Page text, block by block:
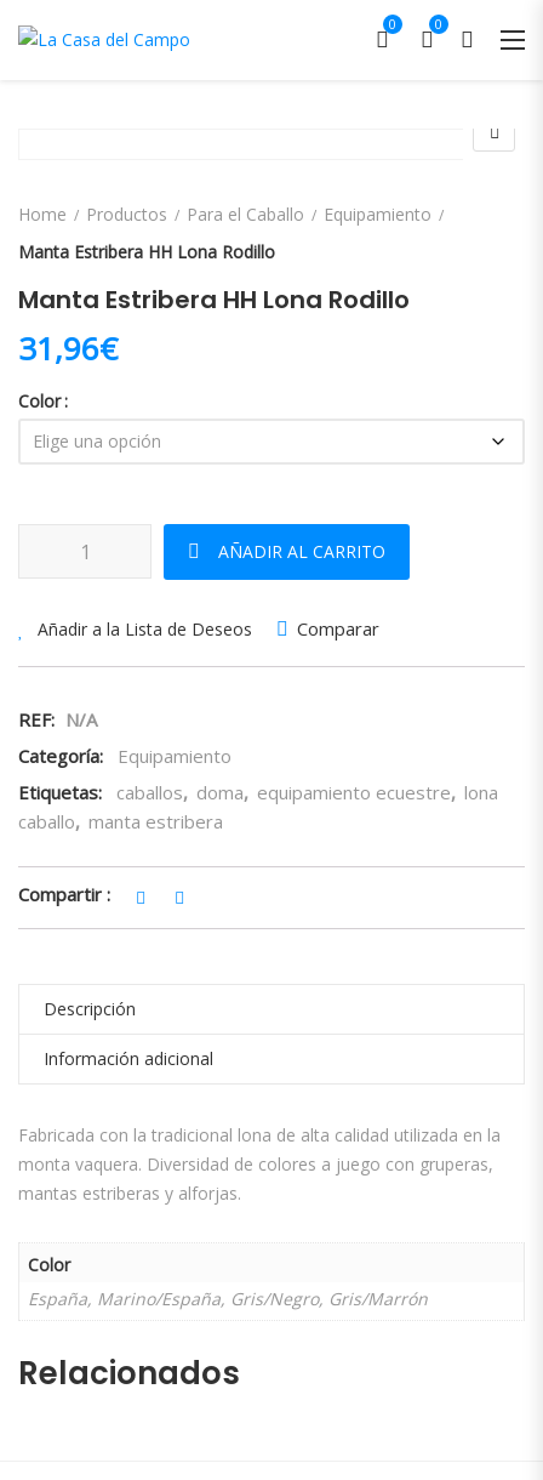
0 0
Home Productos Para el Caballo
Equipamiento
Manta Estribera HH Lona Rodillo
Manta Estribera HH Lona Rodillo
31,96€
Color
Manta Estribera HH Lona Rodillo cantidad
AÑADIR AL CARRITO
Añadir a la Lista de Deseos Comparar
REF: N/A
Categoría:
Equipamiento
Etiquetas:
caballos, doma, equipamiento ecuestre, lona
caballo, manta estribera
Compartir :
Descripción
Información adicional
Fabricada con la tradicional lona de alta calidad utilizada en la
monta vaquera. Diversidad de colores a juego con gruperas,
mantas estriberas y alforjas.
Color
España, Marino/España, Gris/Negro, Gris/Marrón
Relacionados